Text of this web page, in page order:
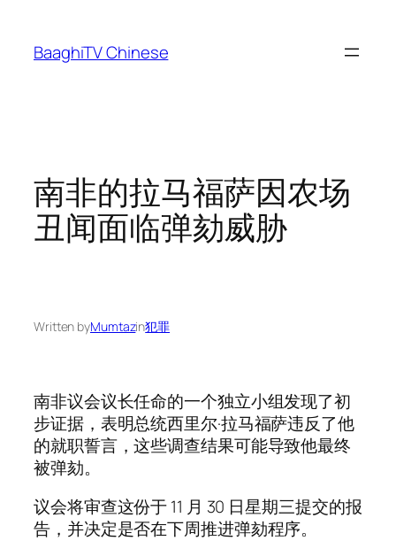
content
BaaghiTV Chinese
南非的拉马福萨因农场
丑闻面临弹劾威胁
Written byMumtazin犯罪
南非议会议长任命的一个独立小组发现了初
步证据，表明总统西里尔·拉马福萨违反了他
的就职誓言，这些调查结果可能导致他最终
被弹劾。
议会将审查这份于 11 月 30 日星期三提交的报
告，并决定是否在下周推进弹劾程序。